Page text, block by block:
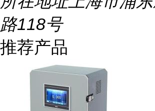
路118号
推荐产品